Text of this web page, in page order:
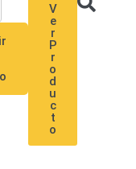
V
e
r
P
r
o
d
u
c
t
o